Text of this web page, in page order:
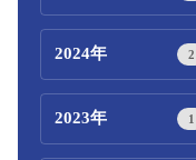
2024年 2
2023年 1